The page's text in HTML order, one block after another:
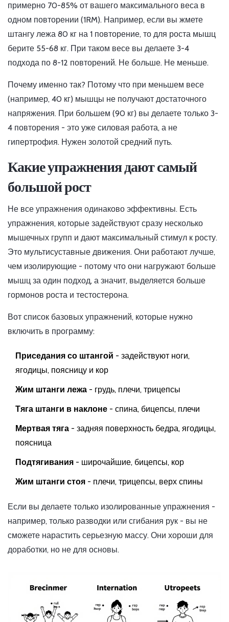
примерно 70-85% от вашего максимального веса в
одном повторении (1RM). Например, если вы жмете
штангу лежа 80 кг на 1 повторение, то для роста мышц
берите 55-68 кг. При таком весе вы делаете 3-4
подхода по 8-12 повторений. Не больше. Не меньше.
Почему именно так? Потому что при меньшем весе
(например, 40 кг) мышцы не получают достаточного
напряжения. При большем (90 кг) вы делаете только 3-
4 повторения - это уже силовая работа, а не
гипертрофия. Нужен золотой средний путь.
Какие упражнения дают самый
большой рост
Не все упражнения одинаково эффективны. Есть
упражнения, которые задействуют сразу несколько
мышечных групп и дают максимальный стимул к росту.
Это мультисуставные движения. Они работают лучше,
чем изолирующие - потому что они нагружают больше
мышц за один подход, а значит, выделяется больше
гормонов роста и тестостерона.
Вот список базовых упражнений, которые нужно
включить в программу:
Приседания со штангой - задействуют ноги,
ягодицы, поясницу и кор
Жим штанги лежа - грудь, плечи, трицепсы
Тяга штанги в наклоне - спина, бицепсы, плечи
Мертвая тяга - задняя поверхность бедра, ягодицы,
поясница
Подтягивания - широчайшие, бицепсы, кор
Жим штанги стоя - плечи, трицепсы, верх спины
Если вы делаете только изолированные упражнения -
например, только разводки или сгибания рук - вы не
сможете нарастить серьезную массу. Они хороши для
доработки, но не для основы.